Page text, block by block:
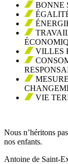
BONNE
VILLES
VIE
Nous n’héritons
nos enfants.
Antoine de Saint-